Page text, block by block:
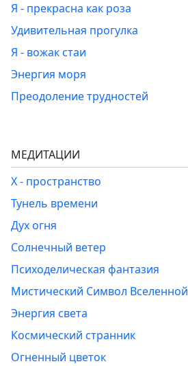
Я - прекрасна как роза
Удивительная прогулка
Я - вожак стаи
Энергия моря
Преодоление трудностей
МЕДИТАЦИИ
Х - пространство
Тунель времени
Дух огня
Солнечный ветер
Психоделическая фантазия
Мистический Символ Вселенной
Энергия света
Космический странник
Огненный цветок